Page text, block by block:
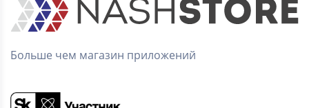
Больше чем магазин приложений